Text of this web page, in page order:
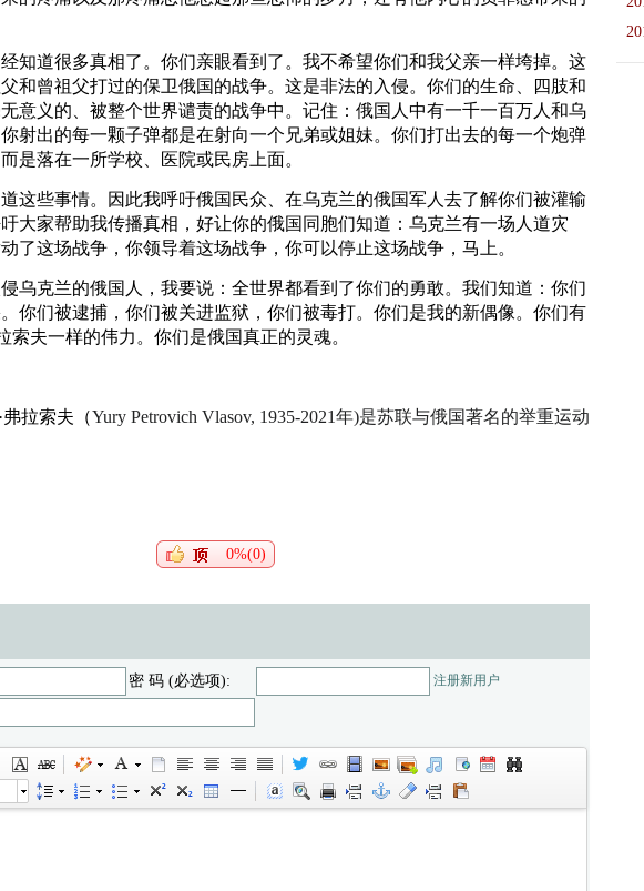
知道很多真相了。你们亲眼看到了。我不希望你们和我父亲一样垮掉。这
和曾祖父打过的保卫俄国的战争。这是非法的入侵。你们的生命、四肢和
意义的、被整个世界谴责的战争中。记住：俄国人中有一千一百万人和乌
射出的每一颗子弹都是在射向一个兄弟或姐妹。你们打出去的每一个炮弹
是落在一所学校、医院或民房上面。
这些事情。因此我呼吁俄国民众、在乌克兰的俄国军人去了解你们被灌输
大家帮助我传播真相，好让你的俄国同胞们知道：乌克兰有一场人道灾
了这场战争，你领导着这场战争，你可以停止这场战争，马上。
乌克兰的俄国人，我要说：全世界都看到了你们的勇敢。我们知道：你们
你们被逮捕，你们被关进监狱，你们被毒打。你们是我的新偶像。你们有
索夫一样的伟力。你们是俄国真正的灵魂。
弗拉索夫（Yury Petrovich Vlasov, 1935-2021年)是苏联与俄国著名的举重运动
0%(0)
密 码 (必选项): 注册新用户